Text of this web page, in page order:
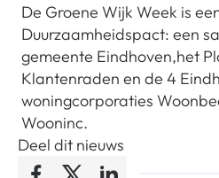
De Groene Wijk Week is
Duurzaamheidspact: een
gemeente Eindhoven,het
Klantenraden en de 4
woningcorporaties
Wooninc.
Deel dit nieuws